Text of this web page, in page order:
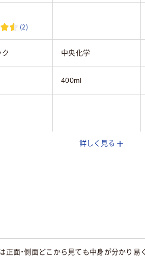
(2)
ク 中央化学
400ml
詳しく見る
正面・側面どこから見ても中身が分かり